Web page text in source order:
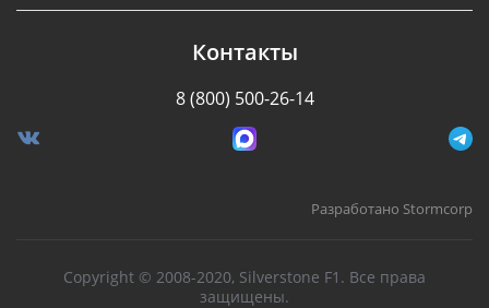
Контакты
8 (800) 500-26-14
Разработано Stormcorp
Copyright © 2008-2020, Silverstone F1. Все права
защищены.